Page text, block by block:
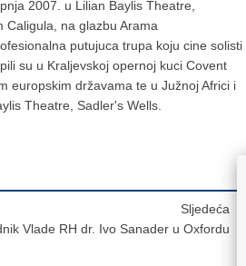
2007. u Lilian Baylis Theatre,
Caligula, na glazbu Arama
putujuca trupa koju cine solisti
su u Kraljevskoj opernoj kuci Covent
europskim državama te u Južnoj Africi i
Theatre, Sadler's Wells.
Sljedeća
Vlade RH dr. Ivo Sanader u Oxfordu